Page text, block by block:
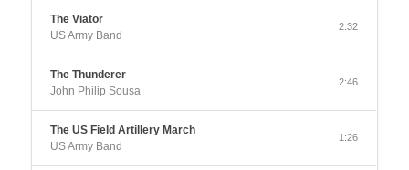
The Viator
US Army Band
2:32
The Thunderer
John Philip Sousa
2:46
The US Field Artillery March
US Army Band
1:26